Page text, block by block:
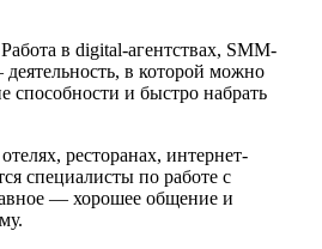
в digital-агентствах, SMM-
в которой можно
способности и быстро набрать
ресторанах, интернет-
специалисты по работе с
— хорошее общение и